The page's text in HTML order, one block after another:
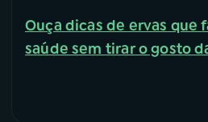
Ouça dicas de ervas que
saúde sem tirar o gosto